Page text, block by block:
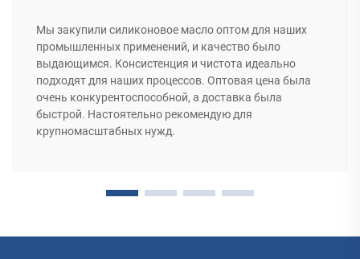
Мы закупили силиконовое масло оптом для наших
промышленных применений, и качество было
выдающимся. Консистенция и чистота идеально
подходят для наших процессов. Оптовая цена была
очень конкурентоспособной, а доставка была
быстрой. Настоятельно рекомендую для
крупномасштабных нужд.